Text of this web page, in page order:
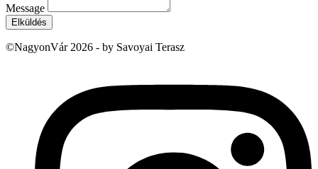
Message
Elküldés
©NagyonVár 2026 - by Savoyai Terasz